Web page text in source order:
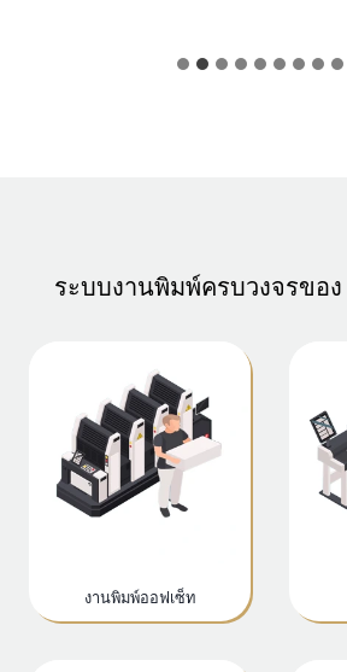
ระบบงานพิมพ์ครบวงจรของ
งานพิมพ์ออฟเซ็ท